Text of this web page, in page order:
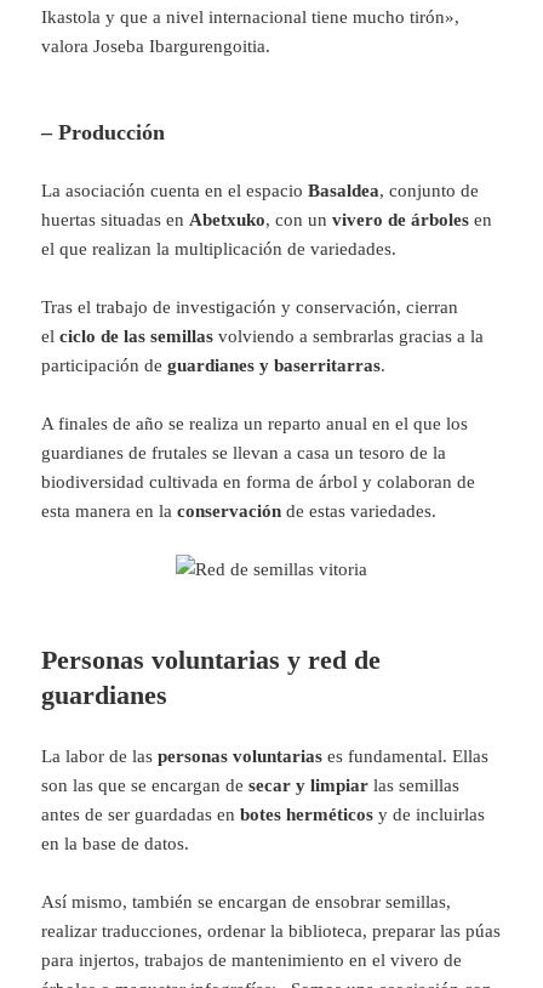
Ikastola y que a nivel internacional tiene mucho tirón»,
valora Joseba Ibargurengoitia.
– Producción
La asociación cuenta en el espacioBasaldea, conjunto de
huertas situadas en Abetxuko, con unvivero de árboles en
el que realizan la multiplicación de variedades.
Tras el trabajo de investigación y conservación, cierran
elciclo de las semillas volviendo a sembrarlas gracias a la
participación deguardianes y baserritarras.
A finales de año se realiza un reparto anual en el que los
guardianes de frutales se llevan a casa un tesoro de la
biodiversidad cultivada en forma de árbol y colaboran de
esta manera en laconservación de estas variedades.
Personas voluntarias y red de
guardianes
La labor de laspersonas voluntarias es fundamental. Ellas
son las que se encargan desecar y limpiar las semillas
antes de ser guardadas enbotes herméticosy de incluirlas
en la base de datos.
Así mismo, también se encargan de ensobrar semillas,
realizar traducciones, ordenar la biblioteca, preparar las púas
para injertos, trabajos de mantenimiento en el vivero de